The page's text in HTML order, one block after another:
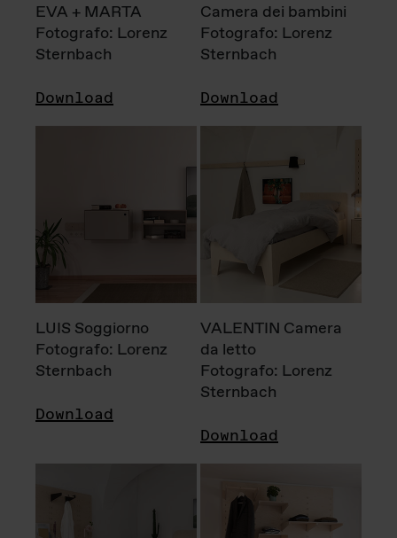
EVA + MARTA
Fotografo: Lorenz
Sternbach
Download
Camera dei bambini
Fotografo: Lorenz
Sternbach
Download
LUIS Soggiorno
Fotografo: Lorenz
Sternbach
Download
VALENTIN Camera
da letto
Fotografo: Lorenz
Sternbach
Download